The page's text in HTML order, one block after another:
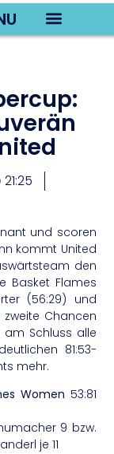
21:25
und scoren
kommt United
den
Basket Flames
(56:29) und
Chancen
am Schluss alle
81:53-
mehr.
Women 53:81
9 bzw.
je 11